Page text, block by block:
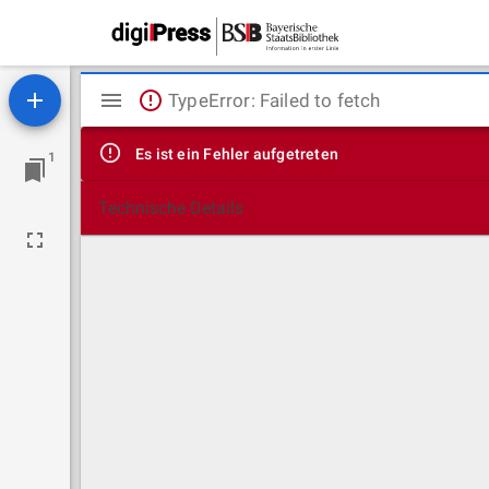
1
Mirador
Viewer
TypeError: Failed to fetch
Es ist ein Fehler aufgetreten
Technische Details